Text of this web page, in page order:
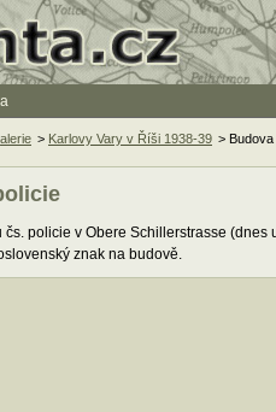
čs. policie v Obere Schillerstrasse
znak na budově.
> Karlovy Vary v Říši 1938-39 > Budova